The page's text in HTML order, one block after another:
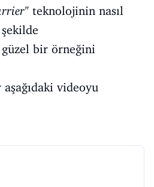
teknolojinin nasıl
bir örneğini
videoyu